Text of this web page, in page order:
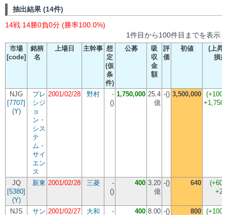
抽出結果 (14件)
14戦 14勝0負0分 (勝率100.0%)
1件目から100件目までを表示
市場
[code]
銘柄
名
上場日 主幹事 想
定
(仮
条
件)
公募
吸
収
金
額
評
価
初値
(上昇
損益
NJG
[7707]
(Y)
プレ
シジ
ョ
ン・
シス
テ
ム・
サイ
エン
ス
2001/02/28 野村
-
()
1,750,000 25.4
億
-() 3,500,000
JQ
[5380]
(Y)
新東 2001/02/28 三菱
-
()
400 3.20
億
-() 640
NJS
サン 2001/02/27 大和
-
400 8.00 -() 800